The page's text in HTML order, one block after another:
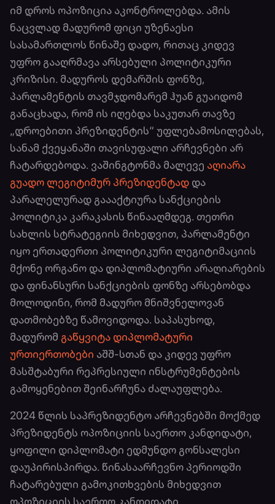
იმ დროს ოპოზიცია აკონტროლებდა. ამის
ნაცვლად მადურომ ფიცი უზენაესი
სასამართლოს წინაშე დადო, რითაც კიდევ
უფრო გააღრმავა არსებული პოლიტიკური
კრიზისი. მადუროს დემარშის ფონზე,
პარლამენტის თავმჯდომარემ ჰუან გუაიდომ
განაცხადა, რომ ის იღებდა საკუთარ თავზე
„დროებითი პრეზიდენტის“ უფლებამოსილებას,
სანამ ქვეყანაში თავისუფალი არჩევნები არ
ჩატარდებოდა. ვაშინგტონმა მალევე აღიარა
გუადო ლეგიტიმურ პრეზიდენტად და
პარალელურად გაააქტიურა სანქციების
პოლიტიკა კარაკასის წინააღმდეგ. თეთრი
სახლის სტრატეგიის მიხედვით, პარლამენტი
იყო ერთადერთი პოლიტიკური ლეგიტიმაციის
მქონე ორგანო და დიპლომატიური არაღიარების
და ფინანსური სანქციების ფონზე არსებობდა
მოლოდინი, რომ მადურო მნიშვნელოვან
დათმობებზე წამოვიდოდა. საპასუხოდ,
მადურომ გაწყვიტა დიპლომატური
ურთიერთობები აშშ-სთან და კიდევ უფრო
მასშტაბური რეპრესიული ინსტრუმენტების
გამოყენებით შეინარჩუნა ძალაუფლება.
2024 წლის საპრეზიდენტო არჩევნებში მოქმედ
პრეზიდენტს ოპოზიციის საერთო კანდიდატი,
ყოფილი დიპლომატი ედმუნდო გონსალესი
დაუპირისპირდა. წინასაარჩევნო პერიოდში
ჩატარებული გამოკითხვების მიხედვით
ოპოზიციის საერთო კანდიდატი